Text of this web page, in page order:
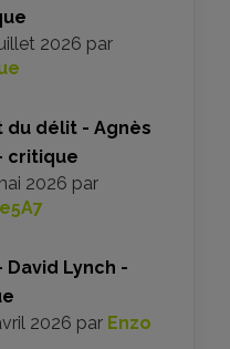
2026 par
du délit - Agnès
critique
2026 par
David Lynch -
2026 par Enzo